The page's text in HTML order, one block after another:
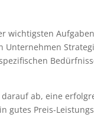
wichtigsten
Unternehmen
ab, eine
gutes Preis-